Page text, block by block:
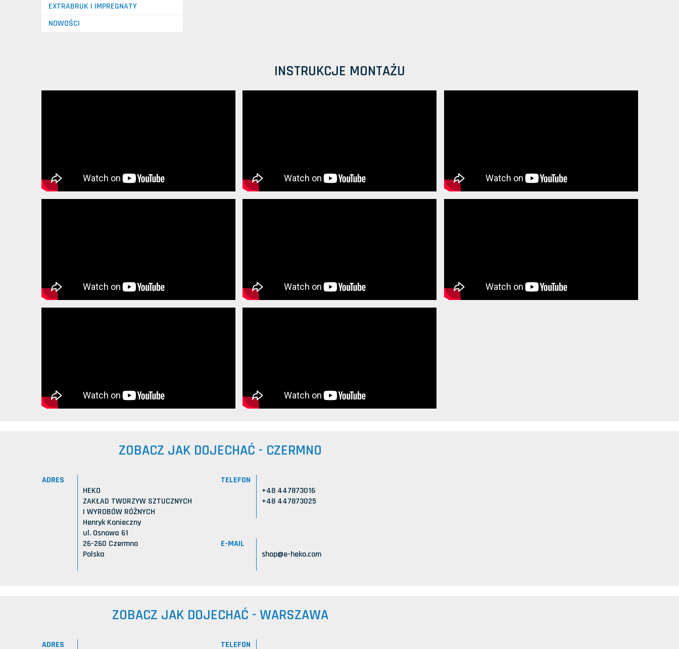
EXTRABRUK I IMPREGNATY
NOWOŚCI
INSTRUKCJE MONTAŻU
ZOBACZ JAK DOJECHAĆ - CZERMNO
ADRES
HEKO
ZAKŁAD TWORZYW SZTUCZNYCH
I WYROBÓW RÓŻNYCH
Henryk Konieczny
ul. Osnowa 61
26-260 Czermno
Polska
TELEFON
+48 447873016
+48 447873025
E-MAIL
shop@e-heko.com
ZOBACZ JAK DOJECHAĆ - WARSZAWA
ADRES TELEFON